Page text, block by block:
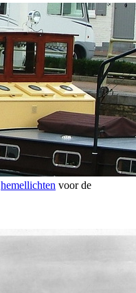
hemellichten voor de